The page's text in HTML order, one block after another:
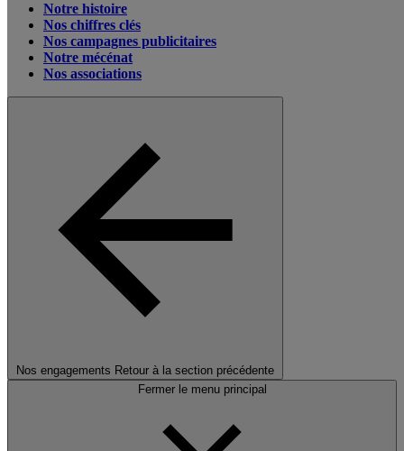
Notre histoire
Nos chiffres clés
Nos campagnes publicitaires
Notre mécénat
Nos associations
Nos engagements Retour à la section précédente
Fermer le menu principal